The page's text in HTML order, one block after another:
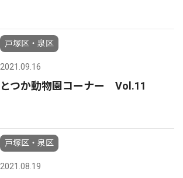
戸塚区・泉区
2021.09.16
とつか動物園コーナー Vol.11
戸塚区・泉区
2021.08.19